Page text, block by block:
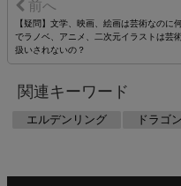
【疑問】文学、映画、絵画は芸術なのに
でラノベ、アニメ、二次元イラストは芸
扱いされないの？
関連キーワード
エルデンリング ドラゴ